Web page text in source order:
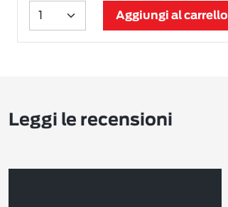
Aggiungi al carrello
Leggi le recensioni